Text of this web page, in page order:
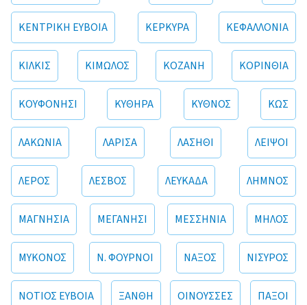
ΚΕΝΤΡΙΚΗ ΕΥΒΟΙΑ ΚΕΡΚΥΡΑ ΚΕΦΑΛΛΟΝΙΑ
ΚΙΛΚΙΣ ΚΙΜΩΛΟΣ ΚΟΖΑΝΗ ΚΟΡΙΝΘΙΑ
ΚΟΥΦΟΝΗΣΙ ΚΥΘΗΡΑ ΚΥΘΝΟΣ ΚΩΣ
ΛΑΚΩΝΙΑ ΛΑΡΙΣΑ ΛΑΣΗΘΙ ΛΕΙΨΟΙ
ΛΕΡΟΣ ΛΕΣΒΟΣ ΛΕΥΚΑΔΑ ΛΗΜΝΟΣ
ΜΑΓΝΗΣΙΑ ΜΕΓΑΝΗΣΙ ΜΕΣΣΗΝΙΑ ΜΗΛΟΣ
ΜΥΚΟΝΟΣ Ν. ΦΟΥΡΝΟΙ ΝΑΞΟΣ ΝΙΣΥΡΟΣ
ΝΟΤΙΟΣ ΕΥΒΟΙΑ ΞΑΝΘΗ ΟΙΝΟΥΣΣΕΣ ΠΑΞΟΙ